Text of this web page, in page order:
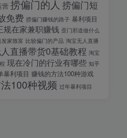
营 捞偏门的人 捞偏门短
免费 捞偏门赚钱的路子 暴利项目
规在家兼职赚钱 歪门邪道做什么
家致富 比较偏门的产品 淘宝无人直播
直播带货0基础教程 淘宝
现在冷门的行业有哪些 知乎
暴利项目 赚钱的方法100种游戏
100种视频 过年暴利项目